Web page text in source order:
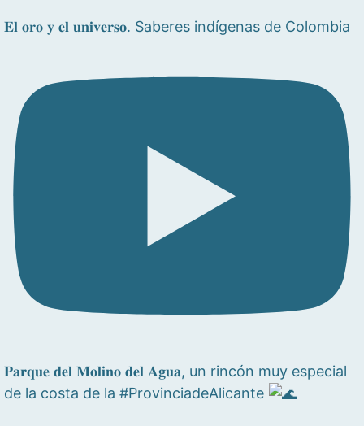
𝐄𝐥 𝐨𝐫𝐨 𝐲 𝐞𝐥 𝐮𝐧𝐢𝐯𝐞𝐫𝐬𝐨. Saberes indígenas de Colombia
𝐏𝐚𝐫𝐪𝐮𝐞 𝐝𝐞𝐥 𝐌𝐨𝐥𝐢𝐧𝐨 𝐝𝐞𝐥 𝐀𝐠𝐮𝐚, un rincón muy especial
de la costa de la #ProvinciadeAlicante